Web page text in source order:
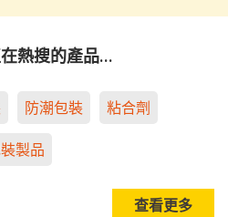
熱搜的產品…
防潮包裝 粘合劑
製品
查看更多